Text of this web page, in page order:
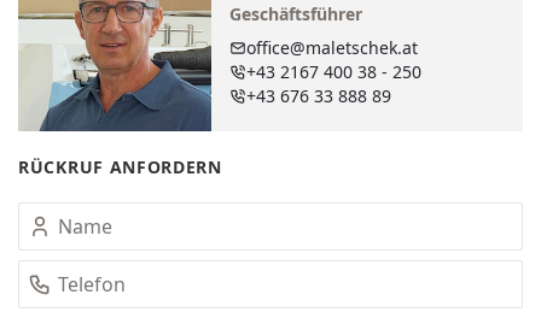
Geschäftsführer
office@maletschek.at
+43 2167 400 38 - 250
+43 676 33 888 89
RÜCKRUF ANFORDERN